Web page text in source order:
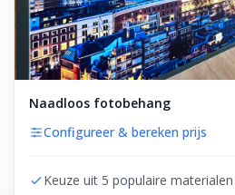
Naadloos fotobehang
Configureer & bereken prijs
Keuze uit 5 populaire